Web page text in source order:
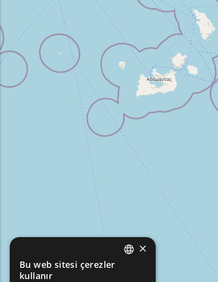
×
Bu web sitesi çerezler
kullanır